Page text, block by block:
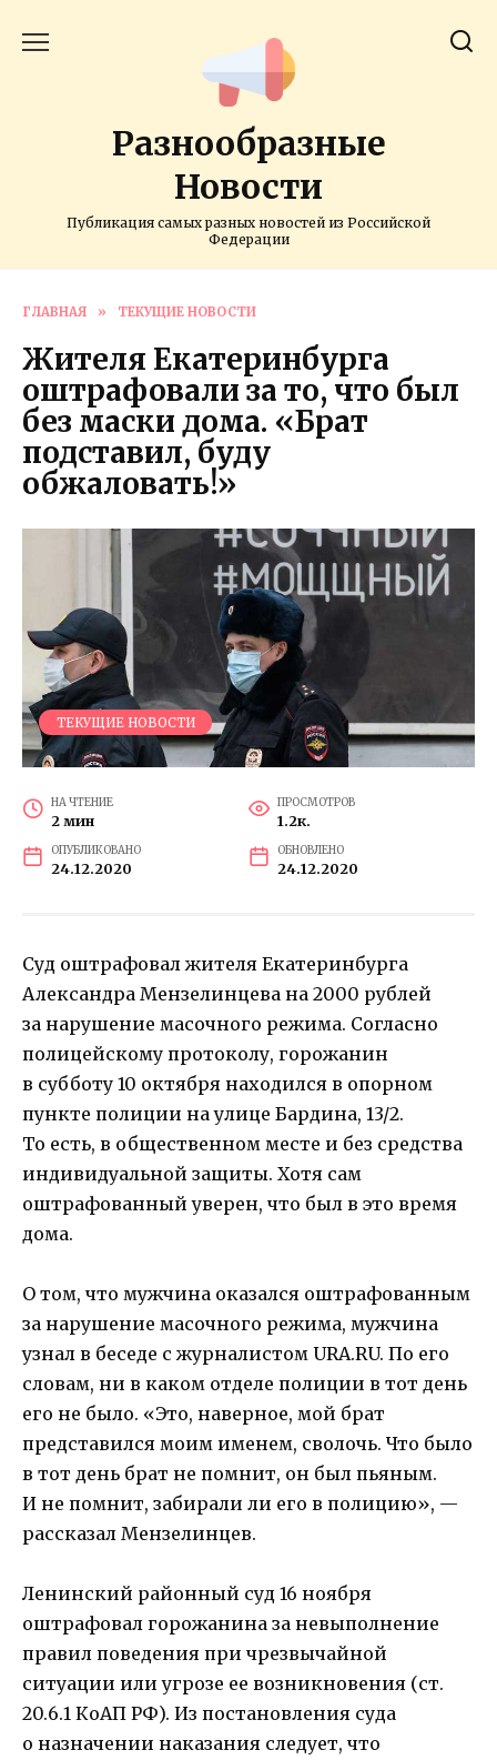
Разнообразные
Новости
Публикация самых разных новостей из Российской
Федерации
ГЛАВНАЯ » ТЕКУЩИЕ НОВОСТИ
Жителя Екатеринбурга
оштрафовали за то, что был
без маски дома. «Брат
подставил, буду
обжаловать!»
ТЕКУЩИЕ НОВОСТИ
НА ЧТЕНИЕ
2 мин
ПРОСМОТРОВ
1.2к.
ОПУБЛИКОВАНО
24.12.2020
ОБНОВЛЕНО
24.12.2020
Суд оштрафовал жителя Екатеринбурга
Александра Мензелинцева на 2000 рублей
за нарушение масочного режима. Согласно
полицейскому протоколу, горожанин
в субботу 10 октября находился в опорном
пункте полиции на улице Бардина, 13/2.
То есть, в общественном месте и без средства
индивидуальной защиты. Хотя сам
оштрафованный уверен, что был в это время
дома.
О том, что мужчина оказался оштрафованным
за нарушение масочного режима, мужчина
узнал в беседе с журналистом URA.RU. По его
словам, ни в каком отделе полиции в тот день
его не было. «Это, наверное, мой брат
представился моим именем, сволочь. Что было
в тот день брат не помнит, он был пьяным.
И не помнит, забирали ли его в полицию», —
рассказал Мензелинцев.
Ленинский районный суд 16 ноября
оштрафовал горожанина за невыполнение
правил поведения при чрезвычайной
ситуации или угрозе ее возникновения (ст.
20.6.1 КоАП РФ). Из постановления суда
о назначении наказания следует, что